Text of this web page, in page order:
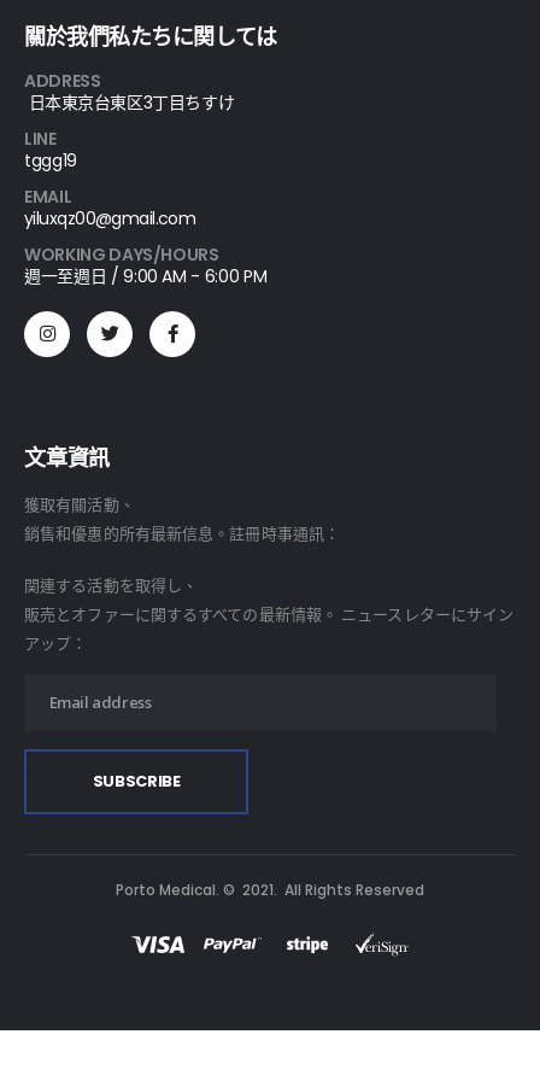
關於我們私たちに関しては
ADDRESS
日本東京台東区3丁目ちすけ
LINE
tggg19
EMAIL
yiluxqz00@gmail.com
WORKING DAYS/HOURS
週一至週日 / 9:00 AM - 6:00 PM
文章資訊
獲取有關活動、
銷售和優惠的所有最新信息。註冊時事通訊：
関連する活動を取得し、
販売とオファーに関するすべての最新情報。 ニュースレターにサイン
アップ：
Porto Medical. © 2021. All Rights Reserved